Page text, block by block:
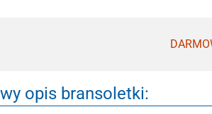
opis bransoletki: